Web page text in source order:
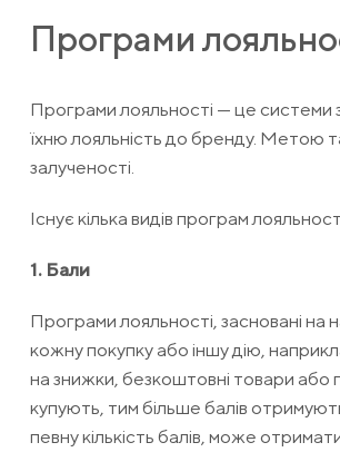
Програми
Програми лояльності — це системи
їхню лояльність до бренду. Метою
залученості.
Існує кілька видів програм
1. Бали
Програми лояльності, засновані на
кожну покупку або іншу дію,
на знижки, безкоштовні товари або
купують, тим більше балів
певну кількість балів, може